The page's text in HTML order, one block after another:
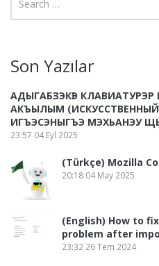
Son Yazılar
АДЫГАБЗЭКӀЭ КЛАВИАТУРЭР
АКЪЫЛЫМ
ИГЪЭСЭНЫГЪЭ МЭХЬАНЭУ
23:57 04 Eyl 2025
(Türkçe) Mozilla
20:18 04 May 2025
(English) How to
problem after
23:32 26 Tem 2024